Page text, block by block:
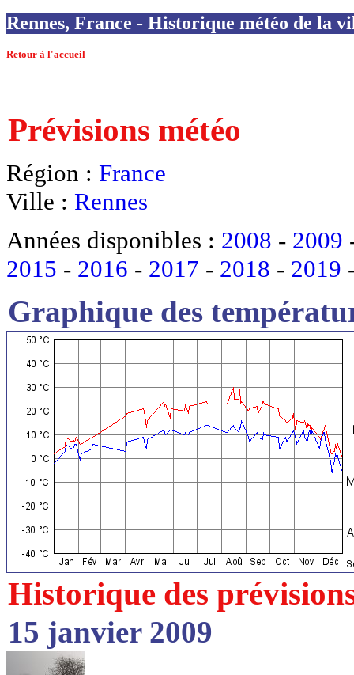
Rennes, France - Historique météo de la
Retour à l'accueil
Prévisions météo
Région : France
Ville : Rennes
Années disponibles : 2008 - 2009
2015 - 2016 - 2017 - 2018 - 2019
Graphique des
Historique des
15 janvier 2009